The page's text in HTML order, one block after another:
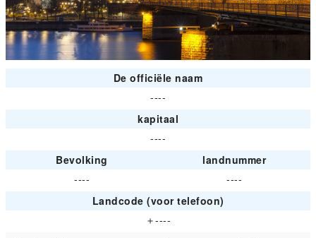
De officiële naam
----
kapitaal
----
Bevolking
landnummer
----
----
Landcode (voor telefoon)
＋----